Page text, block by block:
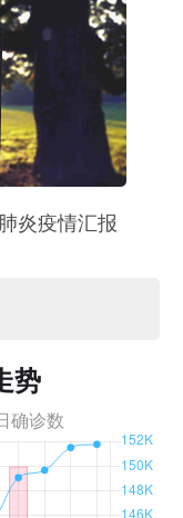
炎疫情汇报
势